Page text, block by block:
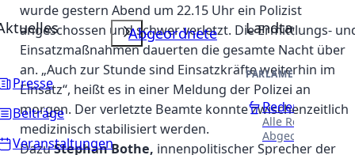
Presse
Beiträge
Veranstaltungen
Abgeordnete Landtag
PARLAMENTARISCHE
Reden
Alle Reden
Abgeordneten.
wurde gestern Abend um 22.15 Uhr ein Polizist
angeschossen und schwer verletzt. Die Ermittlungs-
Einsatzmaßnahmen dauerten die gesamte Nacht über
an. „Auch zur Stunde sind Einsatzkräfte weiterhin im
Einsatz“, heißt es in einer Meldung der Polizei an
morgen. Der verletzte Beamte konnte zwischenzeitlich
medizinisch stabilisiert werden.
DazuStephan Bothe, innenpolitischer Sprecher der